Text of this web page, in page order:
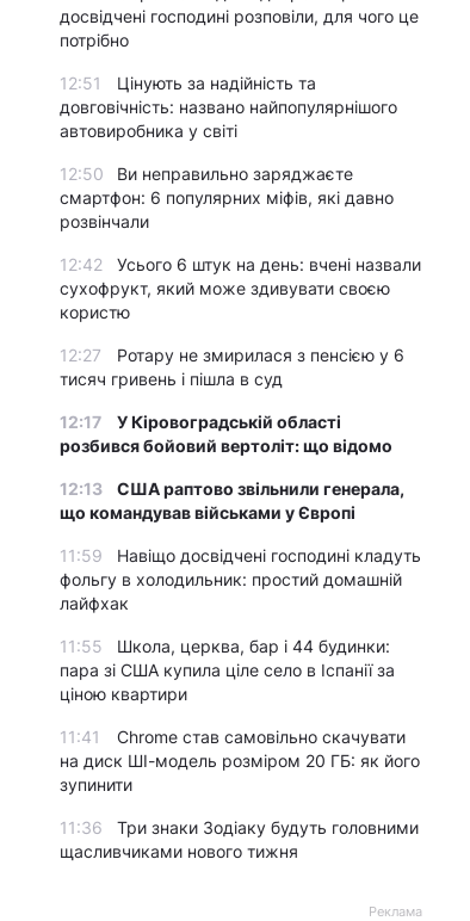
досвідчені господині розповіли, для чого це
потрібно
12:51
Цінують за надійність та
довговічність: названо найпопулярнішого
автовиробника у світі
12:50
Ви неправильно заряджаєте
смартфон: 6 популярних міфів, які давно
розвінчали
12:42
Усього 6 штук на день: вчені назвали
сухофрукт, який може здивувати своєю
користю
12:27
Ротару не змирилася з пенсією у 6
тисяч гривень і пішла в суд
12:17
У Кіровоградській області
розбився бойовий вертоліт: що відомо
12:13
США раптово звільнили генерала,
що командував військами у Європі
11:59
Навіщо досвідчені господині кладуть
фольгу в холодильник: простий домашній
лайфхак
11:55
Школа, церква, бар і 44 будинки:
пара зі США купила ціле село в Іспанії за
ціною квартири
11:41
Chrome став самовільно скачувати
на диск ШІ-модель розміром 20 ГБ: як його
зупинити
11:36
Три знаки Зодіаку будуть головними
щасливчиками нового тижня
Реклама